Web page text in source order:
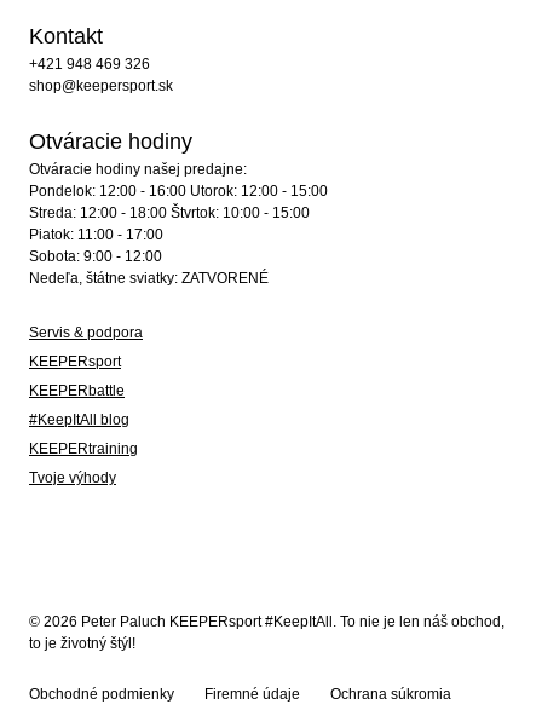
Kontakt
+421 948 469 326
shop@keepersport.sk
Otváracie hodiny
Otváracie hodiny našej predajne:
Pondelok: 12:00 - 16:00 Utorok: 12:00 - 15:00
Streda: 12:00 - 18:00 Štvrtok: 10:00 - 15:00
Piatok: 11:00 - 17:00
Sobota: 9:00 - 12:00
Nedeľa, štátne sviatky: ZATVORENÉ
Servis & podpora
KEEPERsport
KEEPERbattle
#KeepItAll blog
KEEPERtraining
Tvoje výhody
© 2026 Peter Paluch KEEPERsport #KeepItAll. To nie je len náš obchod,
to je životný štýl!
Obchodné podmienky Firemné údaje Ochrana súkromia